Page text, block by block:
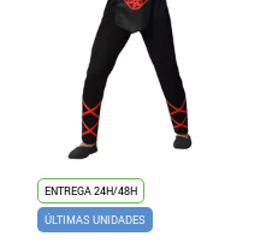
ENTREGA 24H/48H
ÚLTIMAS UNIDADES